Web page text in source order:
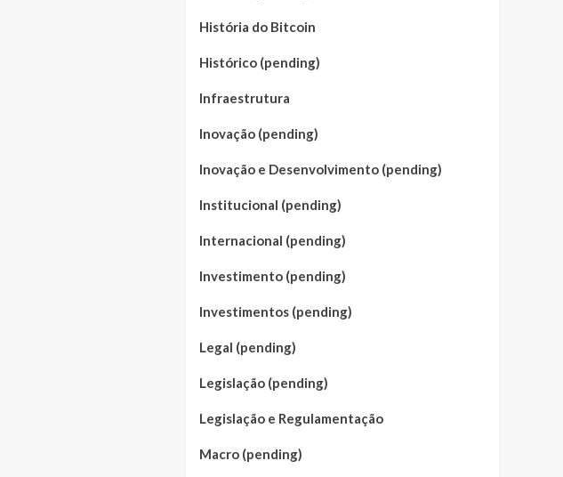
História do Bitcoin
Histórico (pending)
Infraestrutura
Inovação (pending)
Inovação e Desenvolvimento (pending)
Institucional (pending)
Internacional (pending)
Investimento (pending)
Investimentos (pending)
Legal (pending)
Legislação (pending)
Legislação e Regulamentação
Macro (pending)